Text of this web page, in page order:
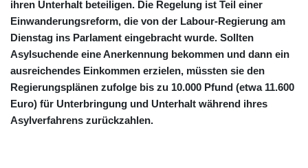
ihren Unterhalt beteiligen. Die Regelung ist Teil einer
Einwanderungsreform, die von der Labour-Regierung am
Dienstag ins Parlament eingebracht wurde. Sollten
Asylsuchende eine Anerkennung bekommen und dann ein
ausreichendes Einkommen erzielen, müssten sie den
Regierungsplänen zufolge bis zu 10.000 Pfund (etwa 11.600
Euro) für Unterbringung und Unterhalt während ihres
Asylverfahrens zurückzahlen.